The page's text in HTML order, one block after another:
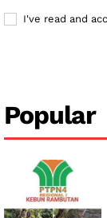
I've read and
Popular